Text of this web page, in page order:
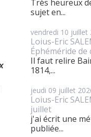
Très heureux
sujet en...
vendredi 10 juillet
Loius-Eric
Éphéméride de
Il faut relire
1814,...
jeudi 09 juillet
Loius-Eric
juillet
j'ai écrit une
publiée...